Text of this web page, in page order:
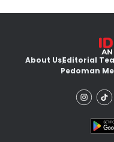
About UsEditorial
Pedoman